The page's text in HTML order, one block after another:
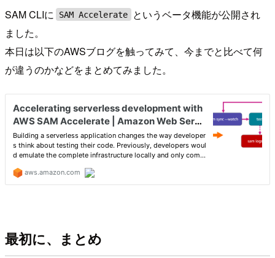
SAM CLIに SAM Accelerate
というベータ機能が公開され
ました。
本日は以下のAWSブログを触ってみて、今までと比べて何
が違うのかなどをまとめてみました。
最初に、まとめ